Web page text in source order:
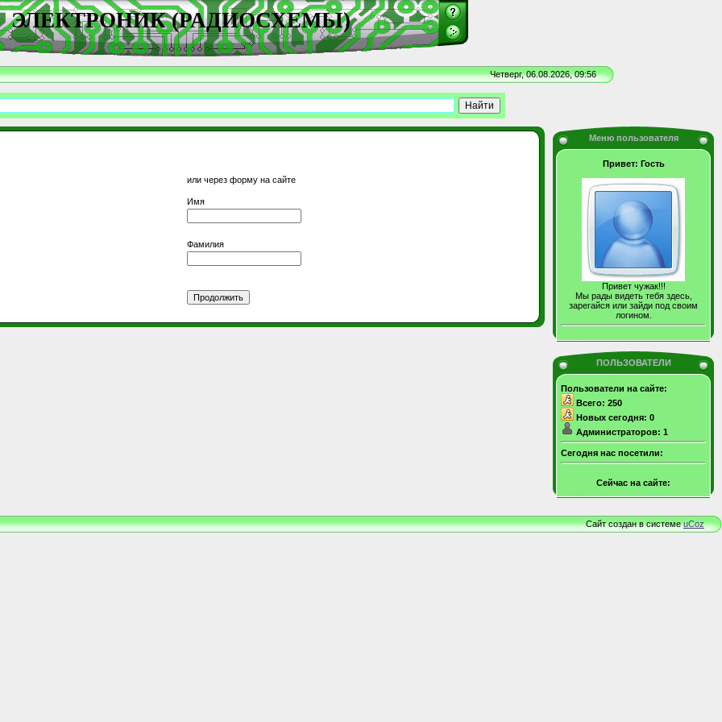
ЭЛЕКТРОНИК (РАДИОСХЕМЫ)
Четверг, 06.08.2026, 09:56
или через форму на сайте
Имя
Фамилия
Меню пользователя
Привет: Гость
Привет чужак!!!
Мы рады видеть тебя здесь,
зарегайся или зайди под своим
логином.
ПОЛЬЗОВАТЕЛИ
Пользователи на сайте:
Всего: 250
Новых сегодня: 0
Администраторов: 1
Сегодня нас посетили:
Сейчас на сайте:
Сайт создан в системеuCoz